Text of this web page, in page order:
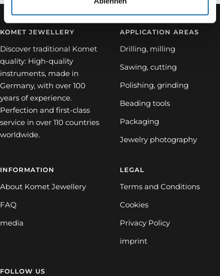
KOMET JEWELLERY
Discover traditional Komet
quality: High-quality
instruments, made in
Germany, with over 100
years of experience.
Perfection and first-class
service in over 110 countries
worldwide.
APPLICATION AREAS
Drilling, milling
Sawing, cutting
Polishing, grinding
Beading tools
Packaging
Jewelry photography
INFORMATION
About Komet Jewellery
FAQ
media
LEGAL
Terms and Conditions
Cookies
Privacy Policy
imprint
FOLLOW US